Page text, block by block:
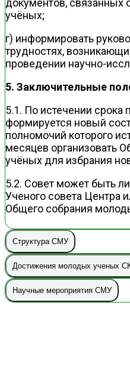
документов,
учёных;
г) информировать
трудностях,
проведении научно-
5. Заключительные
5.1. По истечении срока
формируется новый
полномочий которого
месяцев организовать
учёных для избрания
5.2. Совет может быть
Ученого совета Центра
Общего собрания
Структура СМУ
Достижения молодых ученых
Научные мероприятия СМУ